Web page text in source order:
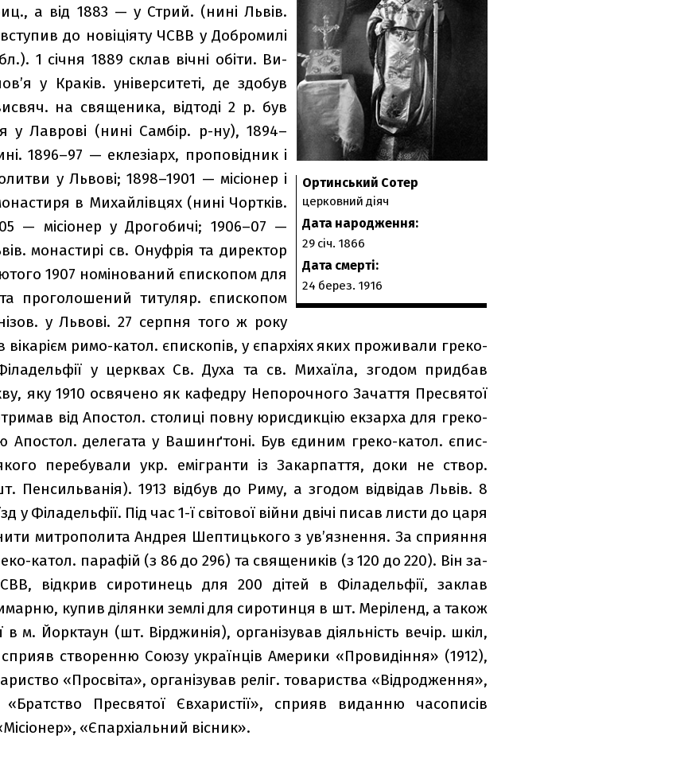
Сотер
Прізвище,
ім'я,
по-
Ортинський Сотер
Діяльність:
церковний діяч
Дата народження:
29 січ. 1866
Дата смерті:
24 берез. 1916
а від 1883 — у Стрий. (нині Львів.
до новіціяту ЧСВВ у Добромилі
1 січня 1889 склав вічні обіти. Ви­
у Краків. університеті, де здобув
на священика, від­тоді 2 р. був
у Лаврові (нині Самбір. р-ну), 1894–
1896–97 — еклезіарх, проповід­ник і
у Львові; 1898–1901 — місіонер і
в Михайлівцях (нині Чортків.
— місіонер у Дрогобичі; 1906–07 —
монастирі св. Онуфрія та директор
1907 номінований єпис­копом для
проголошений титуляр. єпис­копом
у Львові. 27 серпня того ж року
римо-катол. єпис­копів, у єпархіях яких проживали греко-
у церквах Св. Духа та св. Михаїла, згодом при­дбав
яку 1910 освячено як кафедру Непорочного Зача­т­тя Пресвятої
від Апостол. столиці повну юрисдикцію екзарха для греко-
Апостол. делегата у Вашинґтоні. Був єдиним греко-катол. єпис­
пере­бували укр. емі­гранти із Закарпа­т­тя, доки не створ.
Пенсильванія). 1913 від­був до Риму, а згодом від­відав Львів. 8
у Філадельфії. Під час 1-ї світової вій­ни двічі писав листи до царя
митрополита Андрея Шептицького з увʼязне­н­ня. За сприя­н­ня
катол. парафій (з 86 до 296) та священиків (з 120 до 220). Він за­
від­крив сиротинець для 200 дітей в Філадельфії, заклав
купив ділянки землі для сиротинця в шт. Меріленд, а також
в м. Йорктаун (шт. Вірджинія), організував діяльність вечір. шкіл,
створен­ню Союзу українців Америки «Провиді­н­ня» (1912),
«Просвіта», організував реліг. товариства «Від­родже­н­ня»,
Пресвятої Євхаристії», сприяв ви­дан­ню часописів
«Єпархіальний вісник».